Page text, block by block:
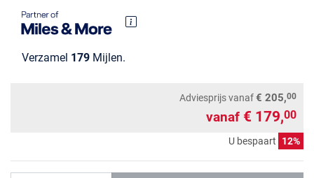
Verzamel 179 Mijlen.
Adviesprijsvanaf€ 205,00
vanaf € 179,00
U bespaart 12%